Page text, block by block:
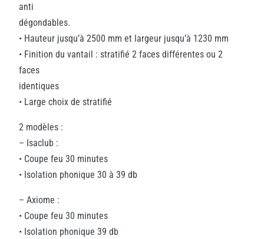
anti
dégondables.
• Hauteur jusqu’à 2500 mm et largeur jusqu’à 1230 mm
• Finition du vantail : stratifié 2 faces différentes ou 2
faces
identiques
• Large choix de stratifié
2 modèles :
– Isaclub :
• Coupe feu 30 minutes
• Isolation phonique 30 à 39 db
– Axiome :
• Coupe feu 30 minutes
• Isolation phonique 39 db